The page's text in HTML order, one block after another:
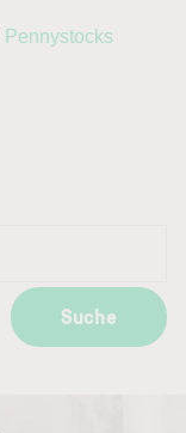
Pennystocks
Suche